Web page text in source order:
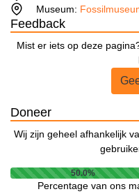
Museum:
Feedback
Mist er iets op deze
Doneer
Wij zijn geheel afhankelijk
50.0%
Percentage van ons